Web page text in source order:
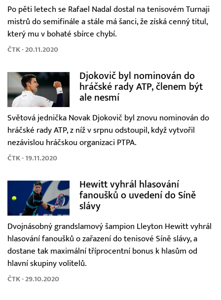
Po pěti letech se Rafael Nadal dostal na tenisovém Turnaji
mistrů do semifinále a stále má šanci, že získá cenný titul,
který mu v bohaté sbírce chybí.
ČTK - 20.11.2020
Djokovič byl nominován do
hráčské rady ATP, členem být
ale nesmí
Světová jednička Novak Djokovič byl znovu nominován do
hráčské rady ATP, z níž v srpnu odstoupil, když vytvořil
nezávislou hráčskou organizaci PTPA.
ČTK - 19.11.2020
Hewitt vyhrál hlasování
fanoušků o uvedení do Síně
slávy
Dvojnásobný grandslamový šampion Lleyton Hewitt vyhrál
hlasování fanoušků o zařazení do tenisové Síně slávy, a
dostane tak maximální tříprocentní bonus k hlasům od
hlavní skupiny volitelů.
ČTK - 29.10.2020